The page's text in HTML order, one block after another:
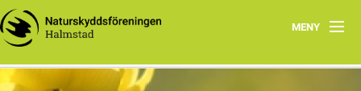
MENY
Program